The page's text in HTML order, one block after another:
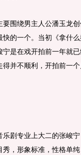
绕男主人公潘玉龙创
快的一个。当初《拿什
宁是在戏开拍前一年就
得并不顺利，开拍前一
专业上大二的张峻宁
秀，形象标准，性格单